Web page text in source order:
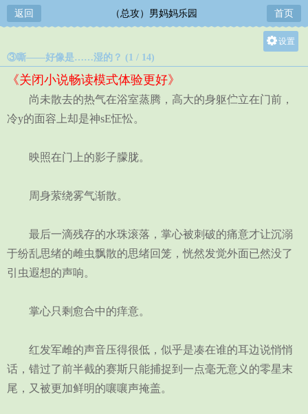
返回 （总攻）男妈妈乐园 首页
设置
中
③嘶——好像是……湿的？ (1 / 14)
《关闭小说畅读模式体验更好》
尚未散去的热气在浴室蒸腾，高大的身躯伫立在门前，
冷y的面容上却是神sE怔忪。
映照在门上的影子朦胧。
周身萦绕雾气渐散。
最后一滴残存的水珠滚落，掌心被刺破的痛意才让沉溺
于纷乱思绪的雌虫飘散的思绪回笼，恍然发觉外面已然没了
引虫遐想的声响。
掌心只剩愈合中的痒意。
红发军雌的声音压得很低，似乎是凑在谁的耳边说悄悄
话，错过了前半截的赛斯只能捕捉到一点毫无意义的零星末
尾，又被更加鲜明的嚷嚷声掩盖。